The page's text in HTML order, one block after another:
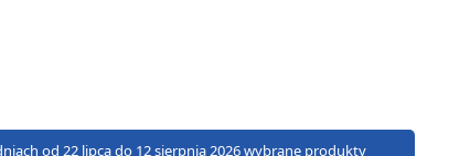
od 22 lipca do 12 sierpnia 2026 wybrane produkty